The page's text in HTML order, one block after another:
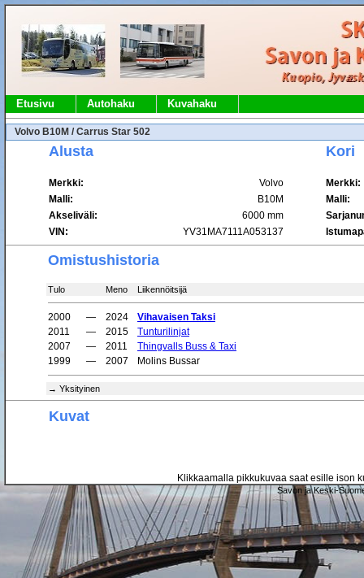
Etusivu Autohaku Kuvahaku
Volvo B10M / Carrus Star 502
Alusta Kori
Merkki: Volvo
Merkki:
Malli:
B10M
Malli:
Akseliväli:
6000 mm
VIN:
YV31MA7111A053137
Omistushistoria
Tulo Meno Liikennöitsijä
2000 — 2024
Vihavaisen Taksi
2011
— 2015
Tunturilinjat
2007
— 2011
Thingvalls Buss & Taxi
1999
— 2007 Molins Bussar
→ Yksityinen
Kuvat
Klikkaamalla pikkukuvaa saat esille ison
Savon ja Keski-